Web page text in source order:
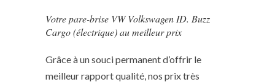
Votre pare-brise VW Volkswagen ID. Buzz
Cargo (électrique) au meilleur prix
Grâce à un souci permanent d’offrir le
meilleur rapport qualité, nos prix très